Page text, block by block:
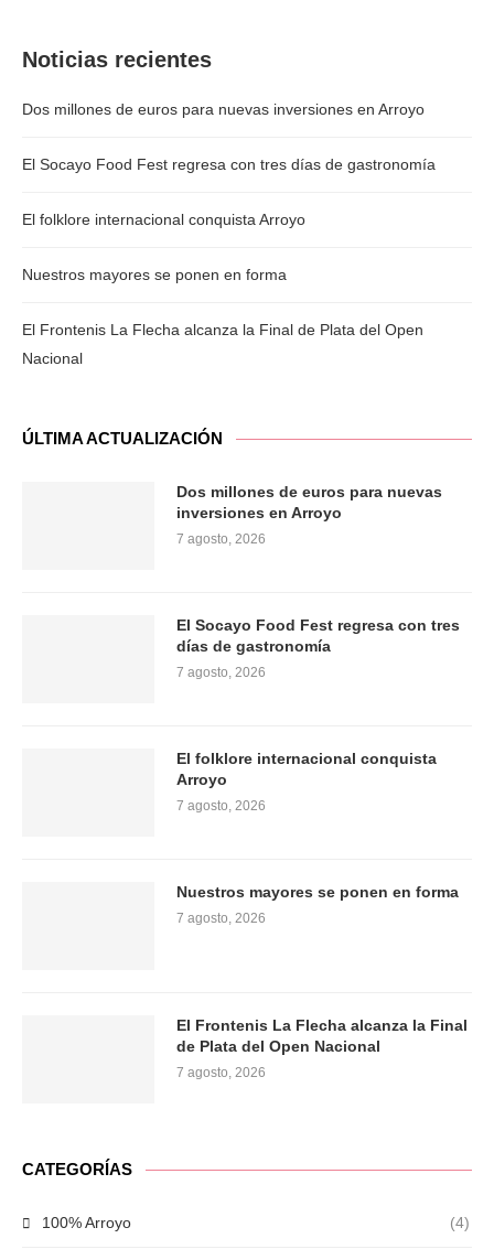
Noticias recientes
Dos millones de euros para nuevas inversiones en Arroyo
El Socayo Food Fest regresa con tres días de gastronomía
El folklore internacional conquista Arroyo
Nuestros mayores se ponen en forma
El Frontenis La Flecha alcanza la Final de Plata del Open
Nacional
ÚLTIMA ACTUALIZACIÓN
Dos millones de euros para nuevas
inversiones en Arroyo
7 agosto, 2026
El Socayo Food Fest regresa con tres
días de gastronomía
7 agosto, 2026
El folklore internacional conquista
Arroyo
7 agosto, 2026
Nuestros mayores se ponen en forma
7 agosto, 2026
El Frontenis La Flecha alcanza la Final
de Plata del Open Nacional
7 agosto, 2026
CATEGORÍAS
100% Arroyo (4)